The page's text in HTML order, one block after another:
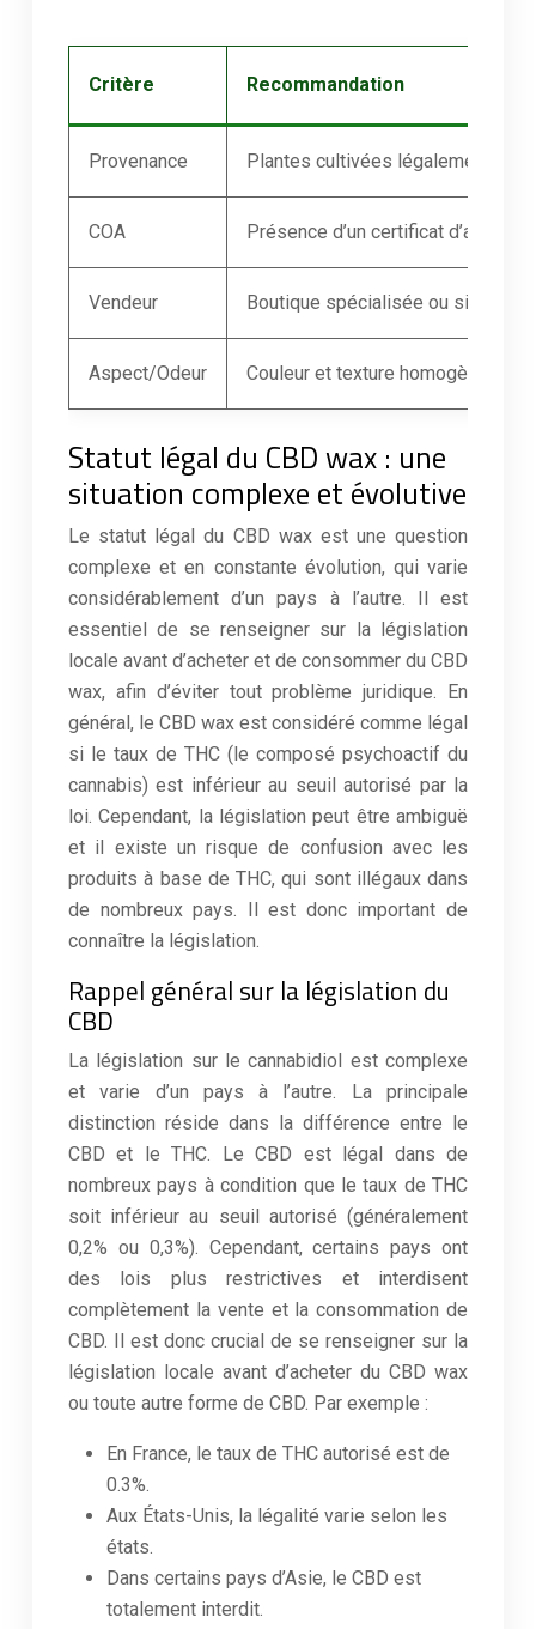
Critère Recommandation
Provenance Plantes cultivées légalement et
COA Présence d’un certificat
Vendeur Boutique spécialisée ou site
Aspect/Odeur Couleur et texture homogènes,
Statut légal du CBD wax : une
situation complexe et évolutive
Le statut légal du CBD wax est une question
complexe et en constante évolution, qui varie
considérablement d’un pays à l’autre. Il est
essentiel de se renseigner sur la législation
locale avant d’acheter et de consommer du CBD
wax, afin d’éviter tout problème juridique. En
général, le CBD wax est considéré comme légal
si le taux de THC (le composé psychoactif du
cannabis) est inférieur au seuil autorisé par la
loi. Cependant, la législation peut être ambiguë
et il existe un risque de confusion avec les
produits à base de THC, qui sont illégaux dans
de nombreux pays. Il est donc important de
connaître la législation.
Rappel général sur la législation du
CBD
La législation sur le cannabidiol est complexe
et varie d’un pays à l’autre. La principale
distinction réside dans la différence entre le
CBD et le THC. Le CBD est légal dans de
nombreux pays à condition que le taux de THC
soit inférieur au seuil autorisé (généralement
0,2% ou 0,3%). Cependant, certains pays ont
des lois plus restrictives et interdisent
complètement la vente et la consommation de
CBD. Il est donc crucial de se renseigner sur la
législation locale avant d’acheter du CBD wax
ou toute autre forme de CBD. Par exemple :
En France, le taux de THC autorisé est de
0.3%.
Aux États-Unis, la légalité varie selon les
états.
Dans certains pays d’Asie, le CBD est
totalement interdit.